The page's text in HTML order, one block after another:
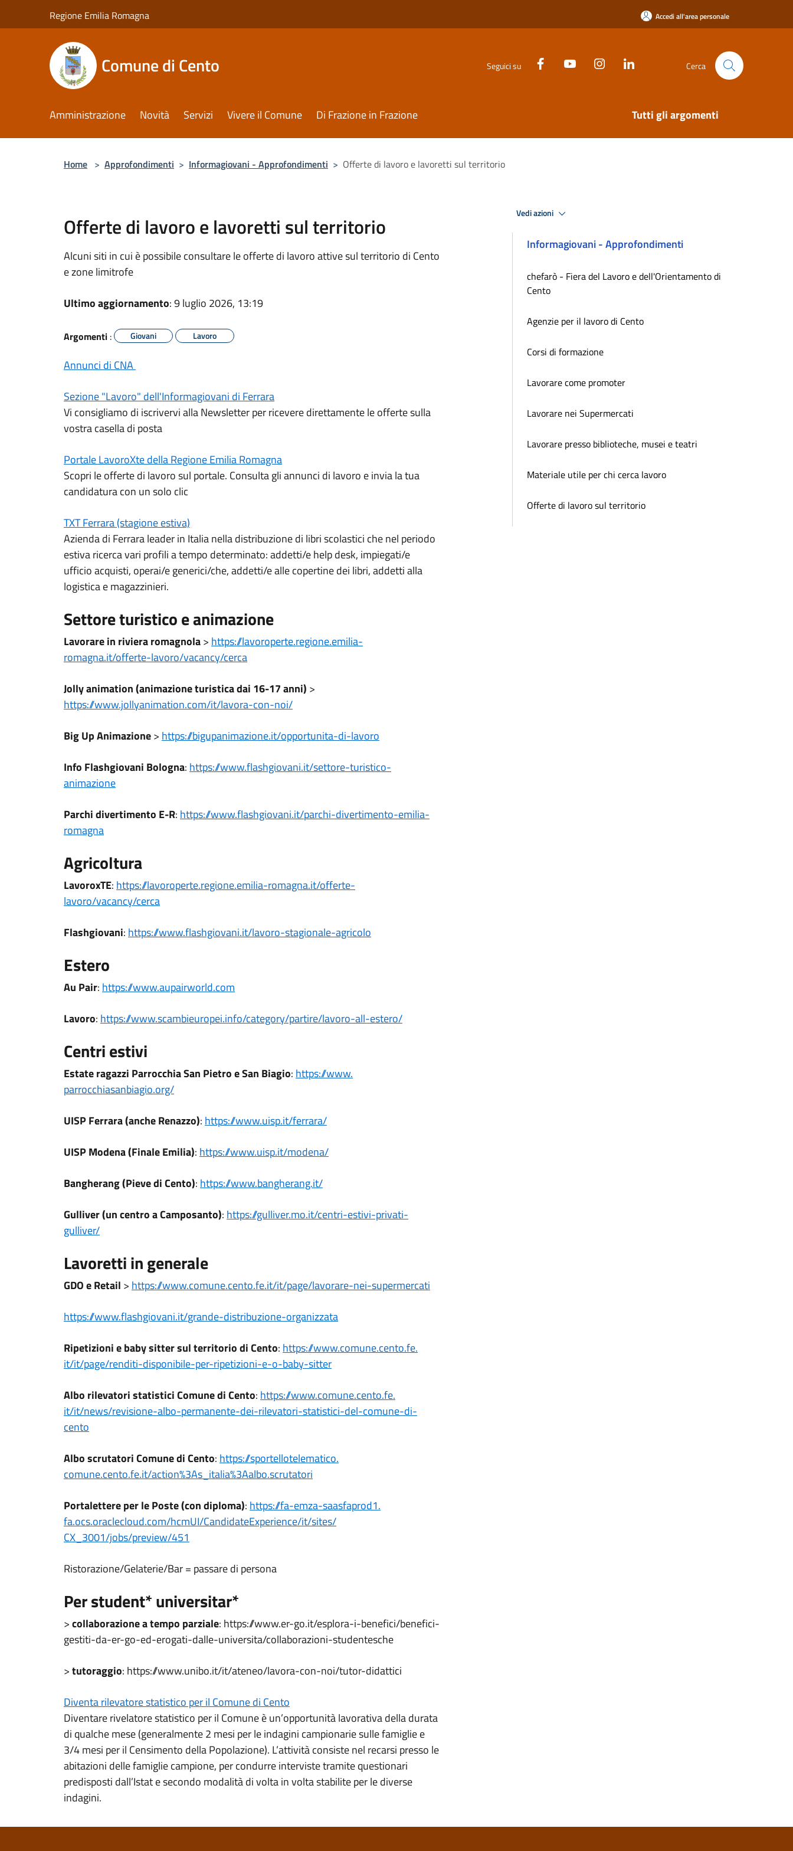
Regione Emilia Romagna Accedi all'area personale
Comune di Cento Seguici su Cerca
Amministrazione Novità Servizi Vivere il Comune Di Frazione in Frazione Tutti gli argomenti
Home > Approfondimenti > Informagiovani - Approfondimenti > Offerte di lavoro e lavoretti sul territorio
Offerte di lavoro e lavoretti sul territorio
Alcuni siti in cui è possibile consultare le offerte di lavoro attive sul territorio di Cento
e zone limitrofe
Ultimo aggiornamento: 9 luglio 2026, 13:19
Argomenti : Giovani Lavoro
Annunci di CNA
Sezione "Lavoro" dell'Informagiovani di Ferrara
Vi consigliamo di iscrivervi alla Newsletter per ricevere direttamente le offerte sulla
vostra casella di posta
Portale LavoroXte della Regione Emilia Romagna
Scopri le offerte di lavoro sul portale. Consulta gli annunci di lavoro e invia la tua
candidatura con un solo clic
TXT Ferrara (stagione estiva)
Azienda di Ferrara leader in Italia nella distribuzione di libri scolastici che nel periodo
estiva ricerca vari profili a tempo determinato: addetti/e help desk, impiegati/e
ufficio acquisti, operai/e generici/che, addetti/e alle copertine dei libri, addetti alla
logistica e magazzinieri.
Settore turistico e animazione
Lavorare in riviera romagnola> https://lavoroperte.regione.emilia-
romagna.it/offerte-lavoro/vacancy/cerca
Jolly animation (animazione turistica dai 16-17 anni) >
https://www.jollyanimation.com/it/lavora-con-noi/
Big Up Animazione> https://bigupanimazione.it/opportunita-di-lavoro
Info Flashgiovani Bologna: https://www.flashgiovani.it/settore-turistico-
animazione
Parchi divertimento E-R: https://www.flashgiovani.it/parchi-divertimento-emilia-
romagna
Agricoltura
LavoroxTE: https://lavoroperte.regione.emilia-romagna.it/offerte-
lavoro/vacancy/cerca
Flashgiovani: https://www.flashgiovani.it/lavoro-stagionale-agricolo
Estero
Au Pair: https://www.aupairworld.com
Lavoro: https://www.scambieuropei.info/category/partire/lavoro-all-estero/
Centri estivi
Estate ragazzi Parrocchia San Pietro e San Biagio: https://www.
parrocchiasanbiagio.org/
UISP Ferrara (anche Renazzo): https://www.uisp.it/ferrara/
UISP Modena (Finale Emilia): https://www.uisp.it/modena/
Bangherang (Pieve di Cento): https://www.bangherang.it/
Gulliver (un centro a Camposanto): https://gulliver.mo.it/centri-estivi-privati-
gulliver/
Lavoretti in generale
GDO e Retail > https://www.comune.cento.fe.it/it/page/lavorare-nei-supermercati
https://www.flashgiovani.it/grande-distribuzione-organizzata
Ripetizioni e baby sitter sul territorio di Cento: https://www.comune.cento.fe.
it/it/page/renditi-disponibile-per-ripetizioni-e-o-baby-sitter
Albo rilevatori statistici Comune di Cento: https://www.comune.cento.fe.
it/it/news/revisione-albo-permanente-dei-rilevatori-statistici-del-comune-di-
cento
Albo scrutatori Comune di Cento: https://sportellotelematico.
comune.cento.fe.it/action%3As_ italia%3Aalbo.scrutatori
Portalettere per le Poste (con diploma): https://fa-emza-saasfaprod1.
fa.ocs.oraclecloud.com/hcmUI/CandidateExperience/it/sites/
CX_3001/jobs/preview/451
Ristorazione/Gelaterie/Bar = passare di persona
Per student* universitar*
>collaborazione a tempo parziale: https://www.er-go.it/esplora-i-benefici/benefici-
gestiti-da-er-go-ed-erogati-dalle-universita/collaborazioni-studentesche
>tutoraggio: https://www.unibo.it/it/ateneo/lavora-con-noi/tutor-didattici
Diventa rilevatore statistico per il Comune di Cento
Diventare rivelatore statistico per il Comune è un’opportunità lavorativa della durata
di qualche mese (generalmente 2 mesi per le indagini campionarie sulle famiglie e
3/4 mesi per il Censimento della Popolazione). L’attività consiste nel recarsi presso le
abitazioni delle famiglie campione, per condurre interviste tramite questionari
predisposti dall’Istat e secondo modalità di volta in volta stabilite per le diverse
indagini.
Vedi azioni
Informagiovani - Approfondimenti
chefarò - Fiera del Lavoro e dell'Orientamento di
Cento
Agenzie per il lavoro di Cento
Corsi di formazione
Lavorare come promoter
Lavorare nei Supermercati
Lavorare presso biblioteche, musei e teatri
Materiale utile per chi cerca lavoro
Offerte di lavoro sul territorio